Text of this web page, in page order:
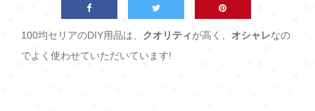
100均セリアのDIY用品は、 クオリティが高く、 オシャレなの
でよく使わせていただいています!